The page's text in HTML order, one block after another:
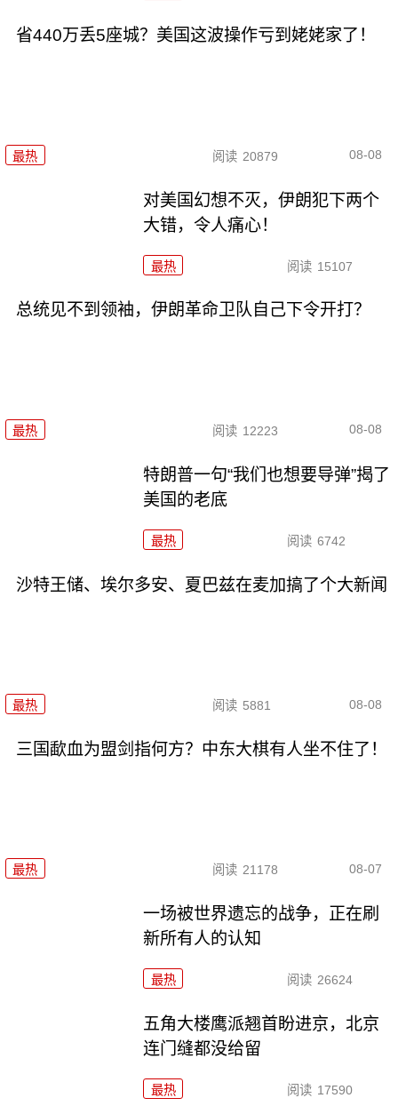
省440万丢5座城？美国这波操作亏到姥姥家了！
最热 阅读 20879 08-08
对美国幻想不灭，伊朗犯下两个
大错，令人痛心！
最热 阅读 15107
总统见不到领袖，伊朗革命卫队自己下令开打？
最热 阅读 12223 08-08
特朗普一句“我们也想要导弹”揭了
美国的老底
最热 阅读 6742
沙特王储、埃尔多安、夏巴兹在麦加搞了个大新闻
最热 阅读 5881 08-08
三国歃血为盟剑指何方？中东大棋有人坐不住了！
最热 阅读 21178 08-07
一场被世界遗忘的战争，正在刷
新所有人的认知
最热 阅读 26624
五角大楼鹰派翘首盼进京，北京
连门缝都没给留
最热 阅读 17590